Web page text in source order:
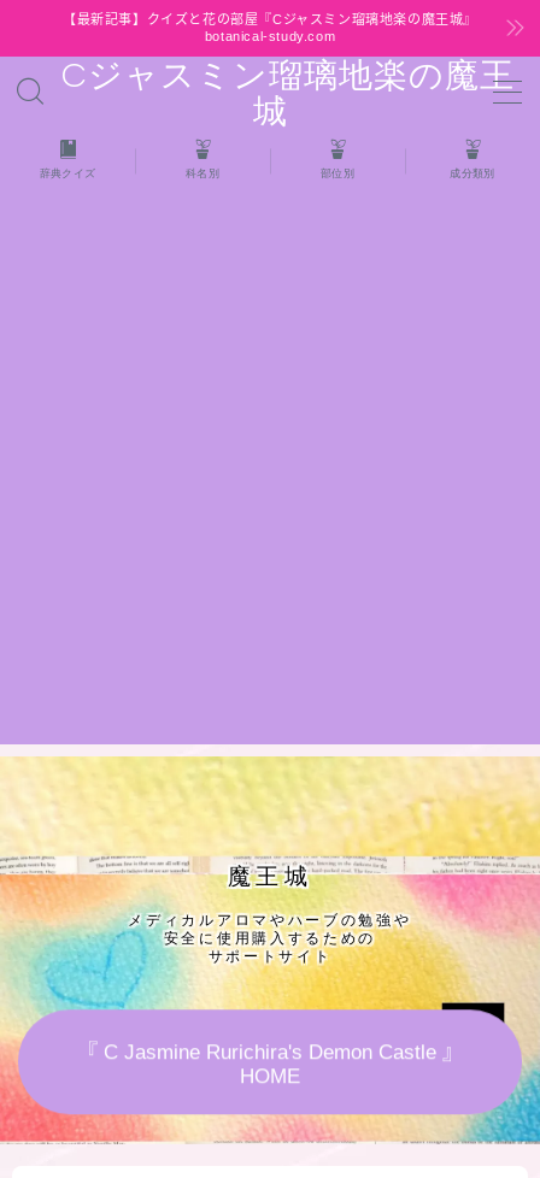
【最新記事】クイズと花の部屋『Cジャスミン瑠璃地楽の魔王城』
botanical-study.com
Cジャスミン瑠璃地楽の魔王
城
MENU
HOME
公式ウェブサイト『Botanical Study』
Cジャスミン瑠璃地楽の主な活動先リンク集
プロフィール
アロマハーブアンケート
おすすめ商品＆レビュー
★スペシャルアロマハーブ４択クイズ (kindle出
辞典クイズ 科名別 部位別 成分類別
魔王城
メディカルアロマやハーブの勉強や
安全に使用購入するための
サポートサイト
『 C Jasmine Rurichira's Demon Castle 』
HOME